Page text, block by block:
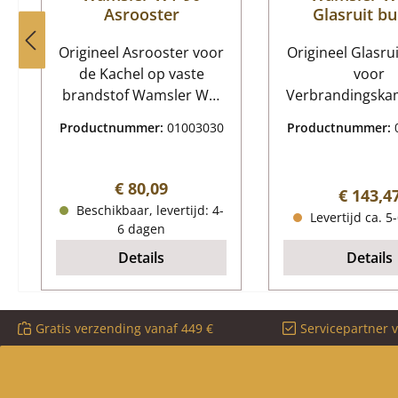
Asrooster
Origineel Asrooster voor
de Kachel op vaste
brandstof Wamsler W1-
Asrooster Kerngegevens:
brandrooster
Afmetingen (B/L/H) 365
mm x 215 mm x 30 mm
Materiaal Gieten Kleur
zwart
Productnummer: 01003030
Normale prijs:
€ 80,09
Beschikbaar, levertijd: 4-
6 dagen
Details
Glasruit
ur
Origineel
voor
Wamsler W1-90 Wamsler
Kerngegevens: glazen
ruit, ruitje
(B/L/H) 240
mm x 4 mm
kijkglas Positie
exploderende
Productnummer:
€
Levertijd ca.
Details
Gratis verzending vanaf 449 € Servicepartner